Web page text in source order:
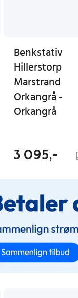
Benkstativ
Hillerstorp
Marstrand
Orkangrå -
Orkangrå
3 095,-